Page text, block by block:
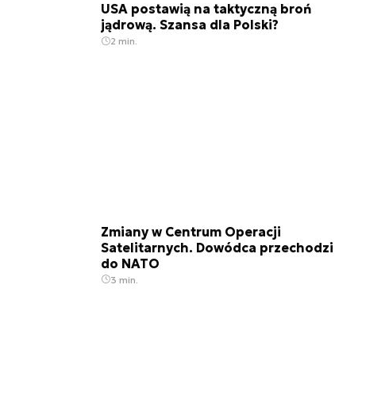
USA postawią na taktyczną broń
jądrową. Szansa dla Polski?
2 min.
Zmiany w Centrum Operacji
Satelitarnych. Dowódca przechodzi
do NATO
3 min.